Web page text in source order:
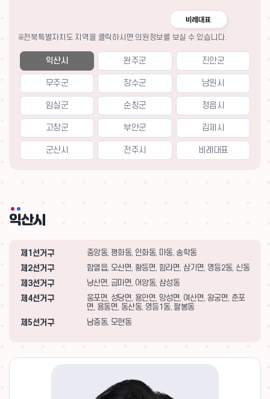
※전북특별자치도 지역을 클릭하시면 의원정보를 보실 수 있습니다.
익산시 완주군 진안군
무주군 장수군 남원시
임실군 순칭군 정읍시
고창군 부안군 김제시
군산시 전주시 비례대표
익산시
제1선거구 중앙동, 평화동, 인화동, 마동, 송학동
제2선거구 함열읍, 오산면, 황등면, 함라면, 삼기면, 영등2동, 신동
제3선거구 낭산면, 금마면, 어양동, 삼성동
제4선거구
웅포면, 성당면, 용안면, 망성면, 여산면, 왕궁면, 춘포
면, 용동면, 동산동, 영등1동, 팔봉동
제5선거구 남중동, 모현동